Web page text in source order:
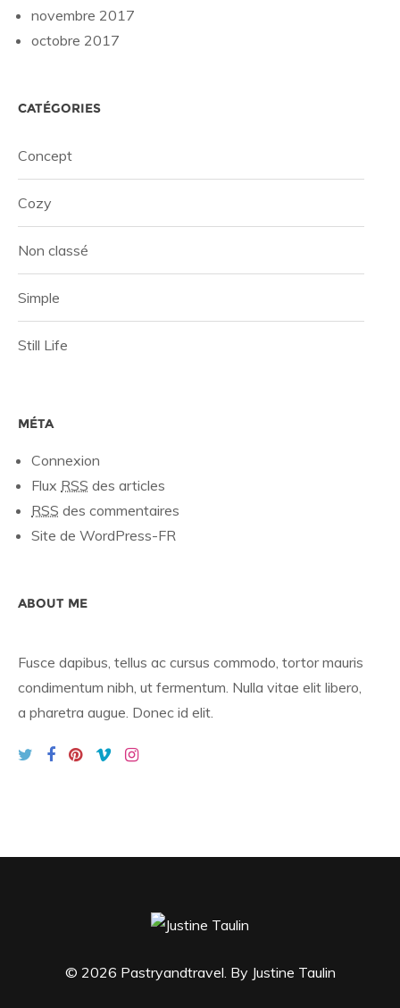
novembre 2017
octobre 2017
CATÉGORIES
Concept
Cozy
Non classé
Simple
Still Life
MÉTA
Connexion
Flux RSS des articles
RSS des commentaires
Site de WordPress-FR
ABOUT ME
Fusce dapibus, tellus ac cursus commodo, tortor mauris
condimentum nibh, ut fermentum. Nulla vitae elit libero,
a pharetra augue. Donec id elit.
© 2026 Pastryandtravel. By Justine Taulin